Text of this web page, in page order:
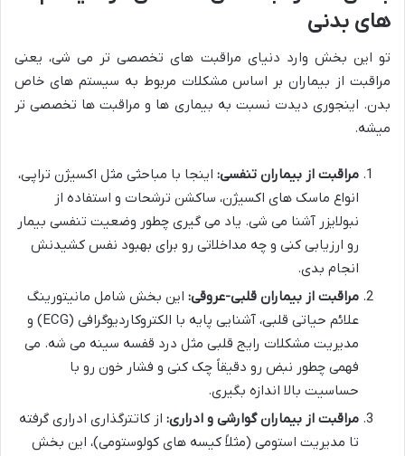
های بدنی
تو این بخش وارد دنیای مراقبت های تخصصی تر می شی، یعنی
مراقبت از بیماران بر اساس مشکلات مربوط به سیستم های خاص
بدن. اینجوری دیدت نسبت به بیماری ها و مراقبت ها تخصصی تر
میشه.
مراقبت از بیماران تنفسی: اینجا با مباحثی مثل اکسیژن تراپی،
انواع ماسک های اکسیژن، ساکشن ترشحات و استفاده از
نبولایزر آشنا می شی. یاد می گیری چطور وضعیت تنفسی بیمار
رو ارزیابی کنی و چه مداخلاتی رو برای بهبود نفس کشیدنش
انجام بدی.
مراقبت از بیماران قلبی-عروقی: این بخش شامل مانیتورینگ
علائم حیاتی قلبی، آشنایی پایه با الکتروکاردیوگرافی (ECG) و
مدیریت مشکلات رایج قلبی مثل درد قفسه سینه می شه. می
فهمی چطور نبض رو دقیقاً چک کنی و فشار خون رو با
حساسیت بالا اندازه بگیری.
مراقبت از بیماران گوارشی و ادراری: از کاتترگذاری ادراری گرفته
تا مدیریت استومی (مثلاً کیسه های کولوستومی)، این بخش